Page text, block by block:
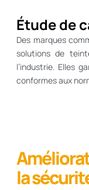
Étude de
Des marques
solutions de
l’industrie. Elles
conformes aux
la